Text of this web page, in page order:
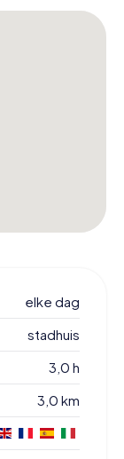
elke dag
stadhuis
3,0 h
3,0 km